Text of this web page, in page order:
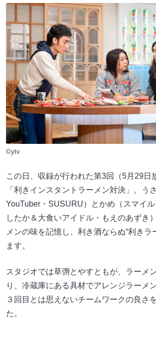
©ytv
この日、収録が行われた第3回（5月29日
「利きインスタントラーメン対決」。う
YouTuber・SUSURU）とかめ（スマイ
したか＆大食いアイドル・もえのあずき
メンの味を記憶し、利き酒ならぬ“利きラ
ます。
スタジオでは草彅とやすともが、ラーメ
り、冷蔵庫にある具材でアレンジラー
３回目とは思えないチームワークの良さ
た。